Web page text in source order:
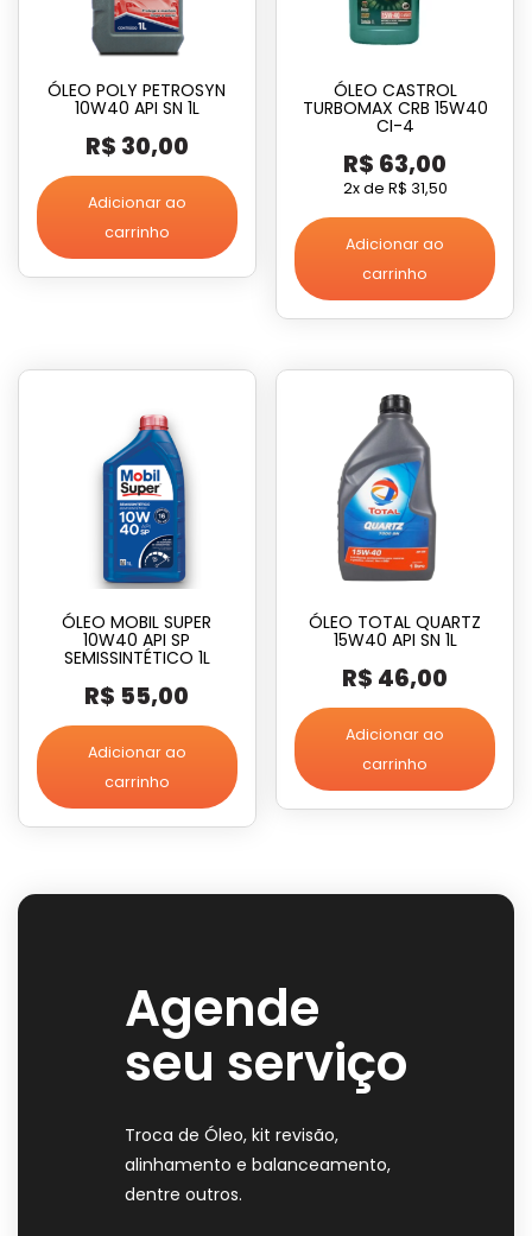
ÓLEO POLY PETROSYN
10W40 API SN 1L
R$ 30,00
Adicionar ao
carrinho
ÓLEO CASTROL
TURBOMAX CRB 15W40
CI-4
R$ 63,00
2x de R$ 31,50
Adicionar ao
carrinho
ÓLEO MOBIL SUPER
10W40 API SP
SEMISSINTÉTICO 1L
R$ 55,00
Adicionar ao
carrinho
ÓLEO TOTAL QUARTZ
15W40 API SN 1L
R$ 46,00
Adicionar ao
carrinho
Agende
seu serviço
Troca de Óleo, kit revisão,
alinhamento e balanceamento,
dentre outros.